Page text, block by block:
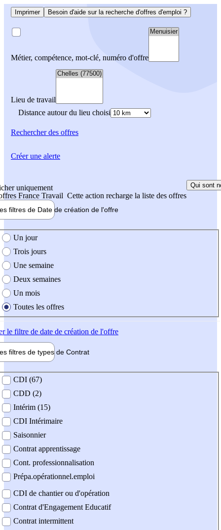
Imprimer Besoin d'aide sur la recherche d'offres d'emploi ?
Métier, compétence, mot-clé, numéro d'offre
Lieu de travail
Distance autour du lieu choisi
Rechercherdes offres
uniquement
France Travail Cette action recharge la liste des offres
Qui sont
filtres de Date de création de l'offre
création de l'offre
Un jour
Trois jours
Une semaine
Deux semaines
Un mois
Toutes les offres
le filtre de date de création de l'offre
filtres de types de Contrat
contrat
CDI (67)
CDD (2)
Intérim (15)
CDI Intérimaire
Saisonnier
Contrat apprentissage
Cont. professionnalisation
Prépa.opérationnel.emploi
CDI de chantier ou d'opération
Contrat d'Engagement Educatif
Contrat intermittent
Créer une alerte